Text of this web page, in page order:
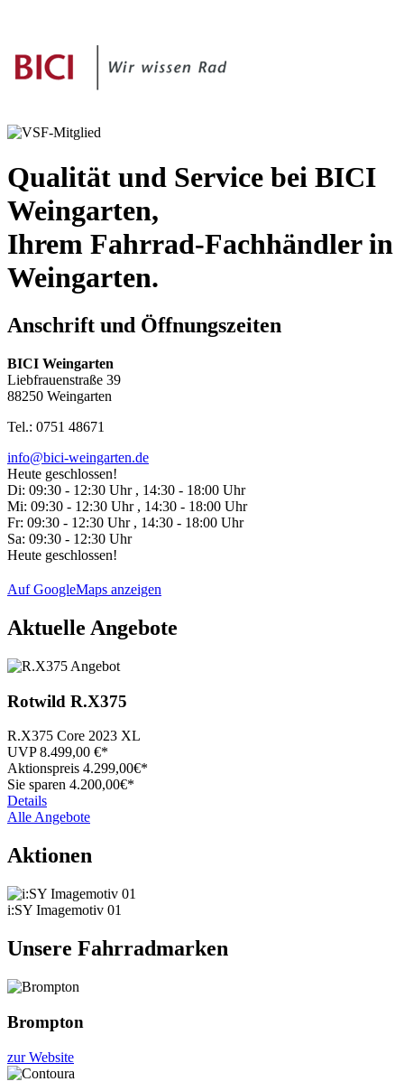
Qualität und Service bei BICI
Weingarten,
Ihrem Fahrrad-Fachhändler in
Weingarten.
Anschrift und Öffnungszeiten
BICI Weingarten
Liebfrauenstraße 39
88250 Weingarten
Tel.: 0751 48671
info@bici-weingarten.de
Heute geschlossen!
Di: 09:30 - 12:30 Uhr , 14:30 - 18:00 Uhr
Mi: 09:30 - 12:30 Uhr , 14:30 - 18:00 Uhr
Fr: 09:30 - 12:30 Uhr , 14:30 - 18:00 Uhr
Sa: 09:30 - 12:30 Uhr
Heute geschlossen!
Auf GoogleMaps anzeigen
Aktuelle Angebote
Rotwild R.X375
R.X375 Core 2023 XL
UVP8.499,00 €*
Aktionspreis 4.299,00€*
Sie sparen 4.200,00€*
Details
Alle Angebote
Aktionen
i:SY Imagemotiv 01
Unsere Fahrradmarken
Brompton
zur Website